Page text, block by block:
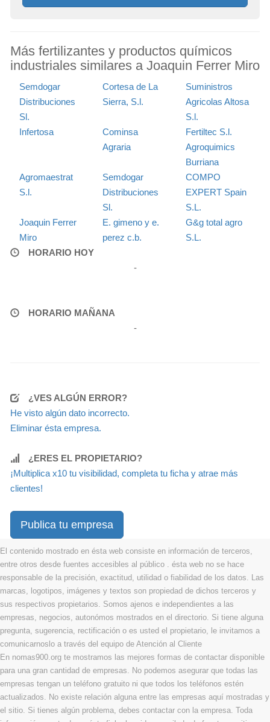
Más fertilizantes y productos químicos
industriales similares a Joaquin Ferrer Miro
Semdogar
Distribuciones
Sl.
Cortesa de La
Sierra, S.l.
Suministros
Agricolas Altosa
S.l.
Infertosa
Cominsa
Agraria
Fertiltec S.l.
Agroquimics
Burriana
Agromaestrat
S.l.
Semdogar
Distribuciones
Sl.
COMPO
EXPERT Spain
S.L.
Joaquin Ferrer
Miro
E. gimeno y e.
perez c.b.
G&g total agro
S.L.
HORARIO HOY
-
HORARIO MAÑANA
-
¿VES ALGÚN ERROR?
He visto algún dato incorrecto.
Eliminar ésta empresa.
¿ERES EL PROPIETARIO?
¡Multiplica x10 tu visibilidad, completa tu ficha y atrae más
clientes!
Publica tu empresa
El contenido mostrado en ésta web consiste en información de terceros,
entre otros desde fuentes accesibles al público . ésta web no se hace
responsable de la precisión, exactitud, utilidad o fiabilidad de los datos. Las
marcas, logotipos, imágenes y textos son propiedad de dichos terceros y
sus respectivos propietarios. Somos ajenos e independientes a las
empresas, negocios, autonómos mostrados en el directorio. Si tiene alguna
pregunta, sugerencia, rectificación o es usted el propietario, le invitamos a
comunicarnoslo a través del equipo de Atención al Cliente
En nomas900.org te mostramos las mejores formas de contactar disponible
para una gran cantidad de empresas. No podemos asegurar que todas las
empresas tengan un teléfono gratuito ni que todos los teléfonos estén
actualizados. No existe relación alguna entre las empresas aquí mostradas y
el sitio. Si tienes algún problema, debes contactar con la empresa. Toda